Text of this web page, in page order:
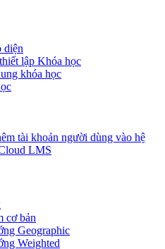
diện
lập Khóa học
khóa học
tài khoản người dùng vào hệ
LMS
cơ bản
Geographic
Weighted